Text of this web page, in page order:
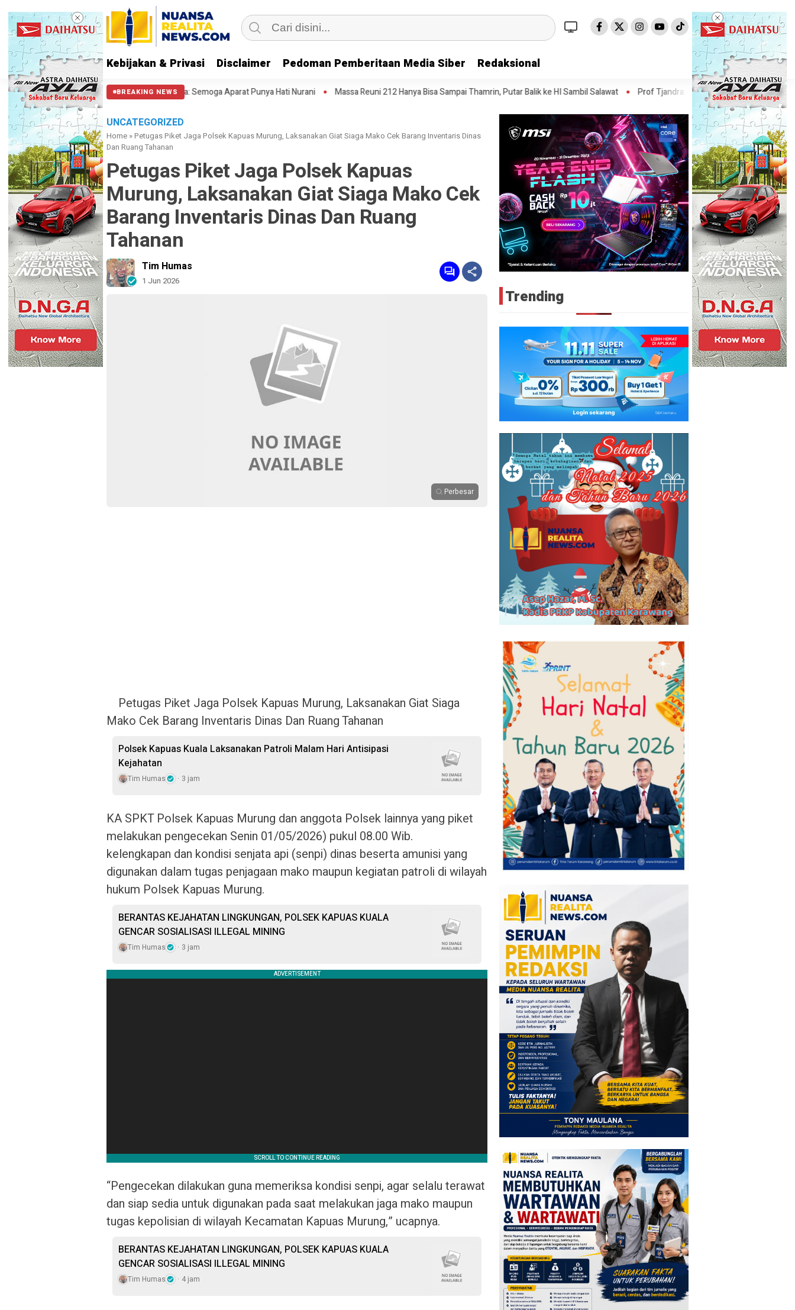
Kebijakan & Privasi Disclaimer Pedoman Pemberitaan Media Siber Redaksional
BREAKING NEWS
Halangi Massa di Patung Kuda: Semoga Aparat Punya Hati Nurani Massa Reuni 212 Hanya Bisa Sampai Thamrin, Putar Balik ke HI Sambil Salawat Prof Tjandra: Varian Omicron Mungkin Berdampak pada Obat
UNCATEGORIZED
Home »Petugas Piket Jaga Polsek Kapuas Murung, Laksanakan Giat Siaga Mako Cek Barang Inventaris Dinas
Dan Ruang Tahanan
Petugas Piket Jaga Polsek Kapuas
Murung, Laksanakan Giat Siaga Mako Cek
Barang Inventaris Dinas Dan Ruang
Tahanan
Tim Humas
1 Jun 2026
Perbesar
Petugas Piket Jaga Polsek Kapuas Murung, Laksanakan Giat Siaga
Mako Cek Barang Inventaris Dinas Dan Ruang Tahanan
Polsek Kapuas Kuala Laksanakan Patroli Malam Hari Antisipasi
Kejahatan
Tim Humas 3 jam
KA SPKT Polsek Kapuas Murung dan anggota Polsek lainnya yang piket
melakukan pengecekan Senin 01/05/2026) pukul 08.00 Wib.
kelengkapan dan kondisi senjata api (senpi) dinas beserta amunisi yang
digunakan dalam tugas penjagaan mako maupun kegiatan patroli di wilayah
hukum Polsek Kapuas Murung.
BERANTAS KEJAHATAN LINGKUNGAN, POLSEK KAPUAS KUALA
GENCAR SOSIALISASI ILLEGAL MINING
Tim Humas 3 jam
“Pengecekan dilakukan guna memeriksa kondisi senpi, agar selalu terawat
dan siap sedia untuk digunakan pada saat melakukan jaga mako maupun
tugas kepolisian di wilayah Kecamatan Kapuas Murung,” ucapnya.
BERANTAS KEJAHATAN LINGKUNGAN, POLSEK KAPUAS KUALA
GENCAR SOSIALISASI ILLEGAL MINING
Tim Humas 4 jam
Trending